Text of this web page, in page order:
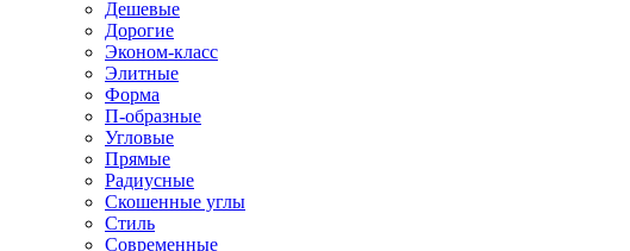
Дешевые
Дорогие
Эконом-класс
Элитные
Форма
П-образные
Угловые
Прямые
Радиусные
Скошенные углы
Стиль
Современные